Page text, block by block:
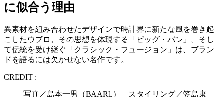
に似合う理由
異素材を組み合わせたデザインで時計界に新たな風を巻き起
こしたウブロ。その思想を体現する「ビッグ・バン」、そし
て伝統を受け継ぐ「クラシック・フュージョン」は、ブラン
ドを語るには欠かせない名作です。
CREDIT :
写真／島本一男（BAARL） スタイリング／笠島康